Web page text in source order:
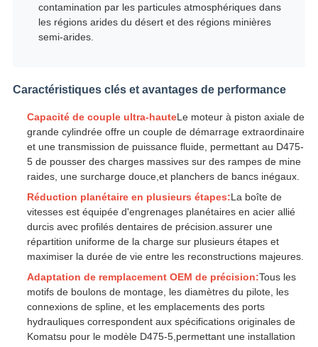
contamination par les particules atmosphériques dans
les régions arides du désert et des régions minières
semi-arides.
Caractéristiques clés et avantages de performance
Capacité de couple ultra-hauteLe moteur à piston axiale de
grande cylindrée offre un couple de démarrage extraordinaire
et une transmission de puissance fluide, permettant au D475-
5 de pousser des charges massives sur des rampes de mine
raides, une surcharge douce,et planchers de bancs inégaux.
Réduction planétaire en plusieurs étapes:La boîte de
vitesses est équipée d'engrenages planétaires en acier allié
durcis avec profilés dentaires de précision.assurer une
répartition uniforme de la charge sur plusieurs étapes et
maximiser la durée de vie entre les reconstructions majeures.
Adaptation de remplacement OEM de précision:Tous les
motifs de boulons de montage, les diamètres du pilote, les
connexions de spline, et les emplacements des ports
hydrauliques correspondent aux spécifications originales de
Komatsu pour le modèle D475-5,permettant une installation